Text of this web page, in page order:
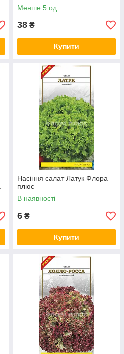
Менше 5 од.
38 ₴
Купити
Насіння салат Латук Флора
плюс
В наявності
6 ₴
Купити